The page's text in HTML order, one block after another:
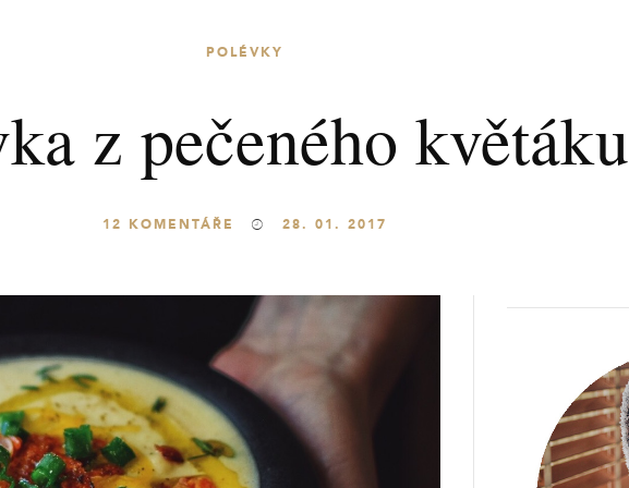
POLÉVKY
z pečeného květáku
12 KOMENTÁŘE 28. 01. 2017